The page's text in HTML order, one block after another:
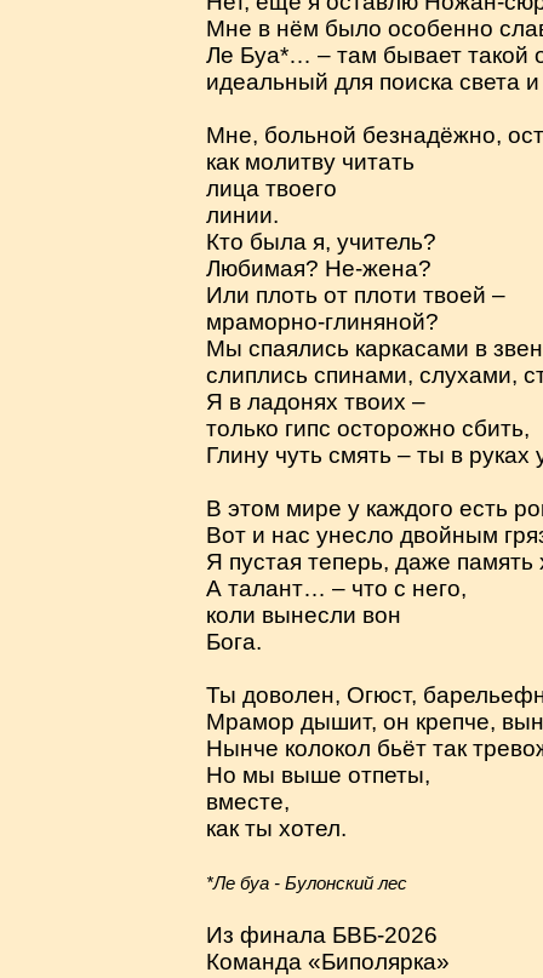
Мне в нём было особенно
Ле Буа*… – там бывает такой
идеальный для поиска света
Мне, больной безнадёжно,
как молитву читать
лица твоего
линии.
Кто была я, учитель?
Любимая? Не-жена?
Или плоть от плоти твоей –
мраморно-глиняной?
Мы спаялись каркасами в
слиплись спинами, слухами,
Я в ладонях твоих –
только гипс осторожно сбить,
Глину чуть смять – ты в руках
В этом мире у каждого есть
Вот и нас унесло двойным
Я пустая теперь, даже память
А талант… – что с него,
коли вынесли вон
Бога.
Ты доволен, Огюст,
Мрамор дышит, он крепче,
Нынче колокол бьёт так
Но мы выше отпеты,
вместе,
как ты хотел.
*Ле буа - Булонский лес
Из финала БВБ-2026
Команда «Биполярка»